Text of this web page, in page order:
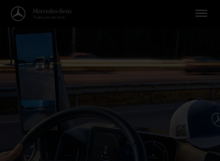
Willkommen in der Welt von